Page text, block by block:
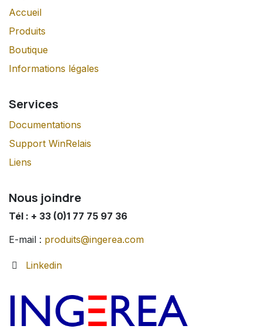
Accueil
Produits
Boutique
Informations légales
Services
Documentations
Support WinRelais
Liens
Nous joindre
Tél : + 33 (0)1 77 75 97 36
E-mail : produits@ingerea.com
Linkedin